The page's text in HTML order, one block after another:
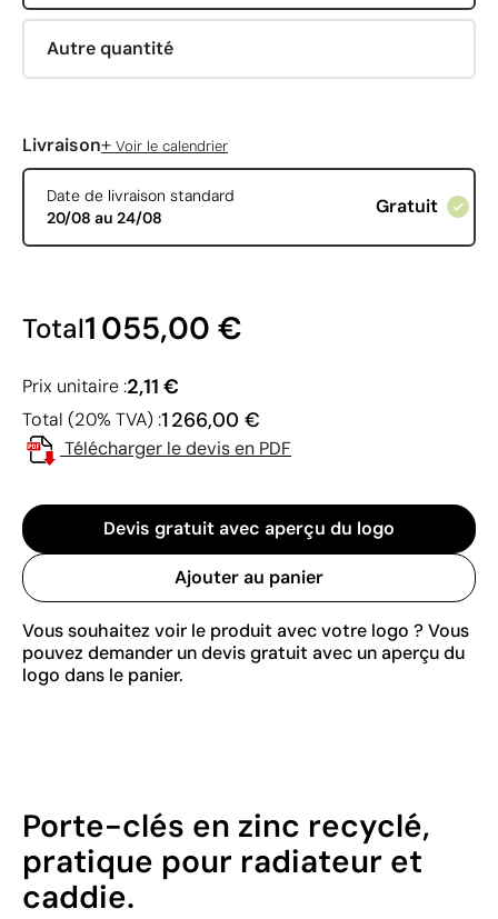
Autre quantité
Livraison+ Voir le calendrier
Date de livraison standard
20/08 au 24/08
Gratuit
Total1 055,00 €
Prix unitaire :2,11 €
Total (20% TVA) :1 266,00 €
Télécharger le devis en PDF
Devis gratuit avec aperçu du logo
Ajouter au panier
Vous souhaitez voir le produit avec votre logo ? Vous
pouvez demander un devis gratuit avec un aperçu du
logo dans le panier.
Porte-clés en zinc recyclé,
pratique pour radiateur et
caddie.